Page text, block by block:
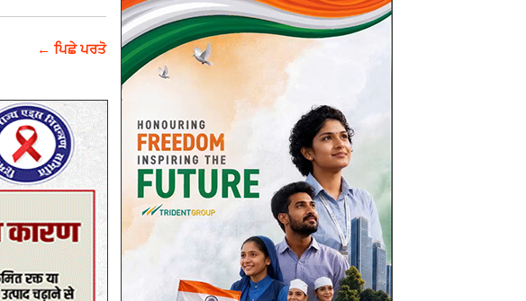
← ਪਿਛੇ ਪਰਤੋ